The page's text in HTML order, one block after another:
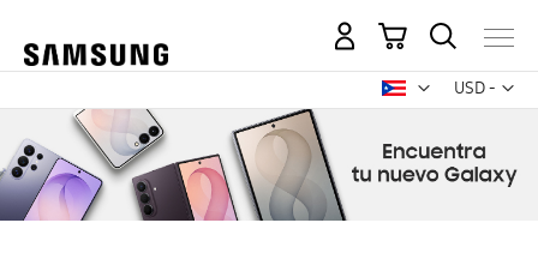
USD -
dólar
Mi carrito